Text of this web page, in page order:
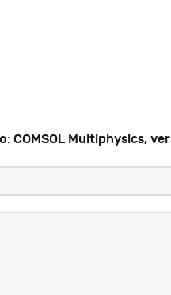
COMSOL Multiphysics,